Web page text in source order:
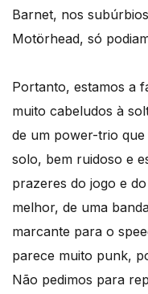
Barnet, nos
Motörhead, só
Portanto, estamos a
muito cabeludos à
de um power-trio
solo, bem ruidoso e
prazeres do jogo e
melhor, de uma
marcante para o
parece muito punk,
Não pedimos para